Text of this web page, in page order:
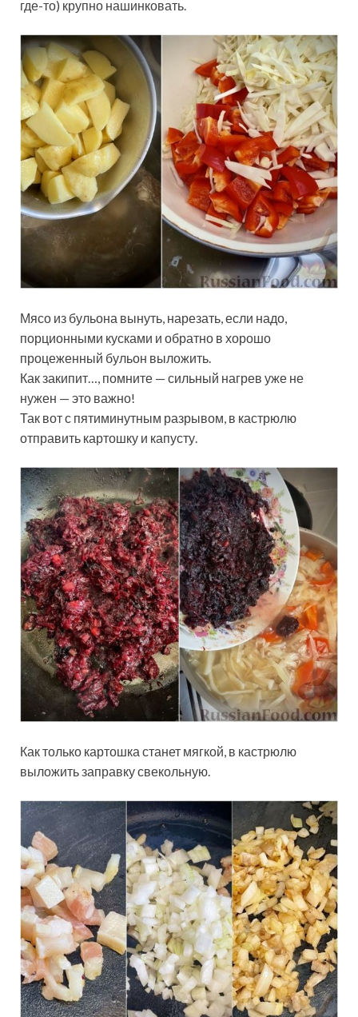
где-то) крупно нашинковать.
Мясо из бульона вынуть, нарезать, если надо,
порционными кусками и обратно в хорошо
процеженный бульон выложить.
Как закипит…, помните — сильный нагрев уже не
нужен — это важно!
Так вот с пятиминутным разрывом, в кастрюлю
отправить картошку и капусту.
Как только картошка станет мягкой, в кастрюлю
выложить заправку свекольную.